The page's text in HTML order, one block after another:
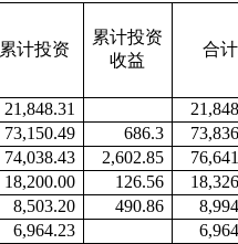
累计投资
累计投资
收益
合计
21,848.31
73,150.49 686.3
74,038.43 2,602.85
18,200.00 126.56
8,503.20 490.86
6,964.23